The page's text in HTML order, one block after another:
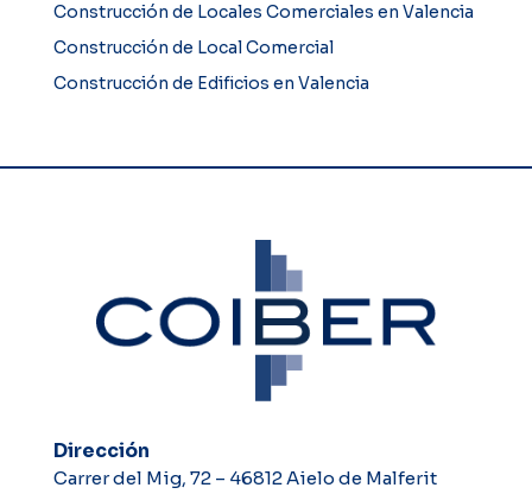
Construcción de Locales Comerciales en Valencia
Construcción de Local Comercial
Construcción de Edificios en Valencia
Dirección
Carrer del Mig, 72 – 46812 Aielo de Malferit